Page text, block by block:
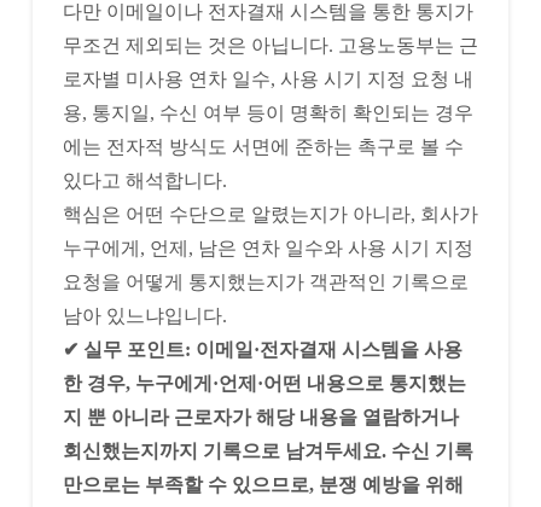
다만 이메일이나 전자결재 시스템을 통한 통지가
무조건 제외되는 것은 아닙니다. 고용노동부는 근
로자별 미사용 연차 일수, 사용 시기 지정 요청 내
용, 통지일, 수신 여부 등이 명확히 확인되는 경우
에는 전자적 방식도 서면에 준하는 촉구로 볼 수
있다고 해석합니다.
핵심은 어떤 수단으로 알렸는지가 아니라, 회사가
누구에게, 언제, 남은 연차 일수와 사용 시기 지정
요청을 어떻게 통지했는지가 객관적인 기록으로
남아 있느냐입니다.
✔ 실무 포인트: 이메일·전자결재 시스템을 사용
한 경우, 누구에게·언제·어떤 내용으로 통지했는
지 뿐 아니라 근로자가 해당 내용을 열람하거나
회신했는지까지 기록으로 남겨두세요. 수신 기록
만으로는 부족할 수 있으므로, 분쟁 예방을 위해